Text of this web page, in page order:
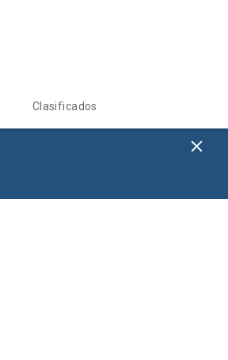
Clasificados